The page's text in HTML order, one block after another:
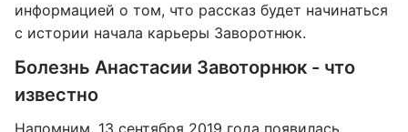
информацией о том, что рассказ будет начинаться
с истории начала карьеры Заворотнюк.
Болезнь Анастасии Завоторнюк - что
известно
Напомним, 13 сентября 2019 года появилась